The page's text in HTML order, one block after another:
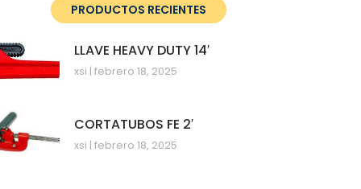
PRODUCTOS RECIENTES
LLAVE HEAVY DUTY 14′
xsi febrero 18, 2025
CORTATUBOS FE 2′
xsi febrero 18, 2025